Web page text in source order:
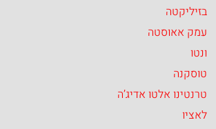
בזיליקטה
עמק אאוסטה
ונטו
טוסקנה
טרנטינו אלטו אדיג’ה
לאציו